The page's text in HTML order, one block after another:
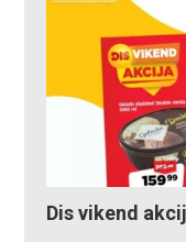
Dis vikend